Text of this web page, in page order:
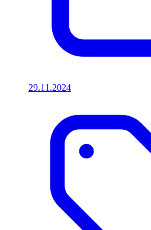
29.11.2024